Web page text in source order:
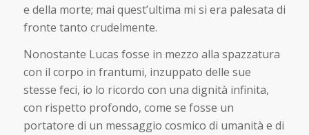
e della morte; mai quest’ultima mi si era palesata di
fronte tanto crudelmente.
Nonostante Lucas fosse in mezzo alla spazzatura
con il corpo in frantumi, inzuppato delle sue
stesse feci, io lo ricordo con una dignità infinita,
con rispetto profondo, come se fosse un
portatore di un messaggio cosmico di umanità e di